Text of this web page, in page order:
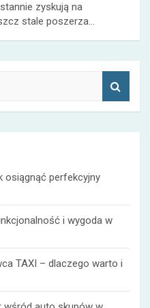
zyskują na
stale poszerza…
osiągnąć perfekcyjny
i wygoda w
TAXI – dlaczego warto i